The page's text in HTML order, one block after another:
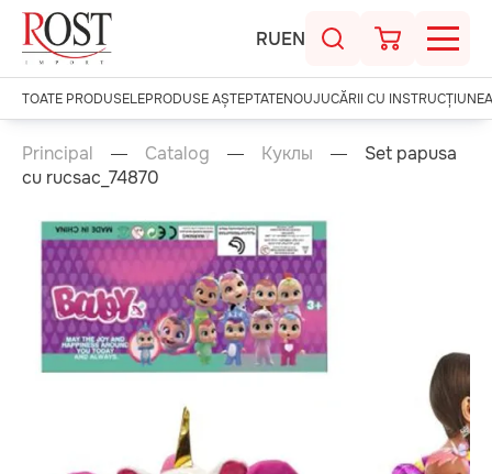
RUEN
TOATE PRODUSELEPRODUSE AȘTEPTATENOUJUCĂRII CU
Principal Catalog Куклы
Set papusa
cu rucsac_74870